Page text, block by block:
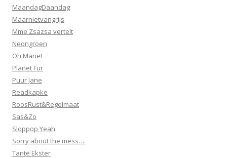
MaandagDaandag
Maarnietvangrijs
Mme Zsazsa vertelt
Neongroen
Oh Marie!
Planet Fur
Puur Jane
Readkapke
RoosRust&Regelmaat
Sas&Zo
Sloppop Yeah
Sorry about the mess….
Tante Ekster